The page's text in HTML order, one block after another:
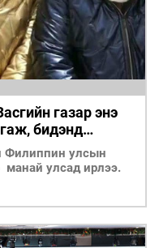
газар энэ
бидэнд
Филиппин улсын
манай улсад ирлээ.